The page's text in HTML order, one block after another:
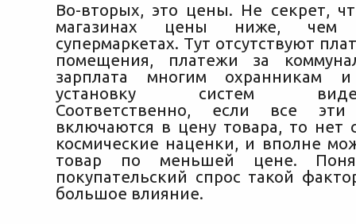
Во-вторых, это цены. Не секрет,
магазинах цены ниже,
супермаркетах. Тут отсутствуют
помещения, платежи за
зарплата многим охранникам
установку систем
Соответственно, если все
включаются в цену товара, то нет
космические наценки, и вполне
товар по меньшей цене.
покупательский спрос такой
большое влияние.